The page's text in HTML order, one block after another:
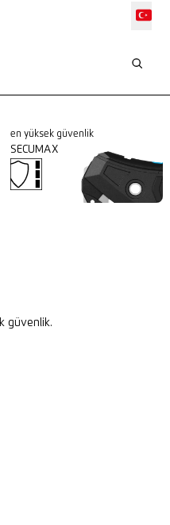
en yüksek güvenlik
SECUMAX
güvenlik.